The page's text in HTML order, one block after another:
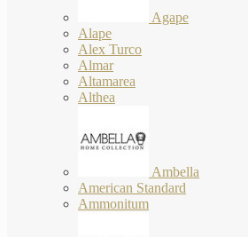
Agape
Alape
Alex Turco
Almar
Altamarea
Althea
Ambella
American Standard
Ammonitum